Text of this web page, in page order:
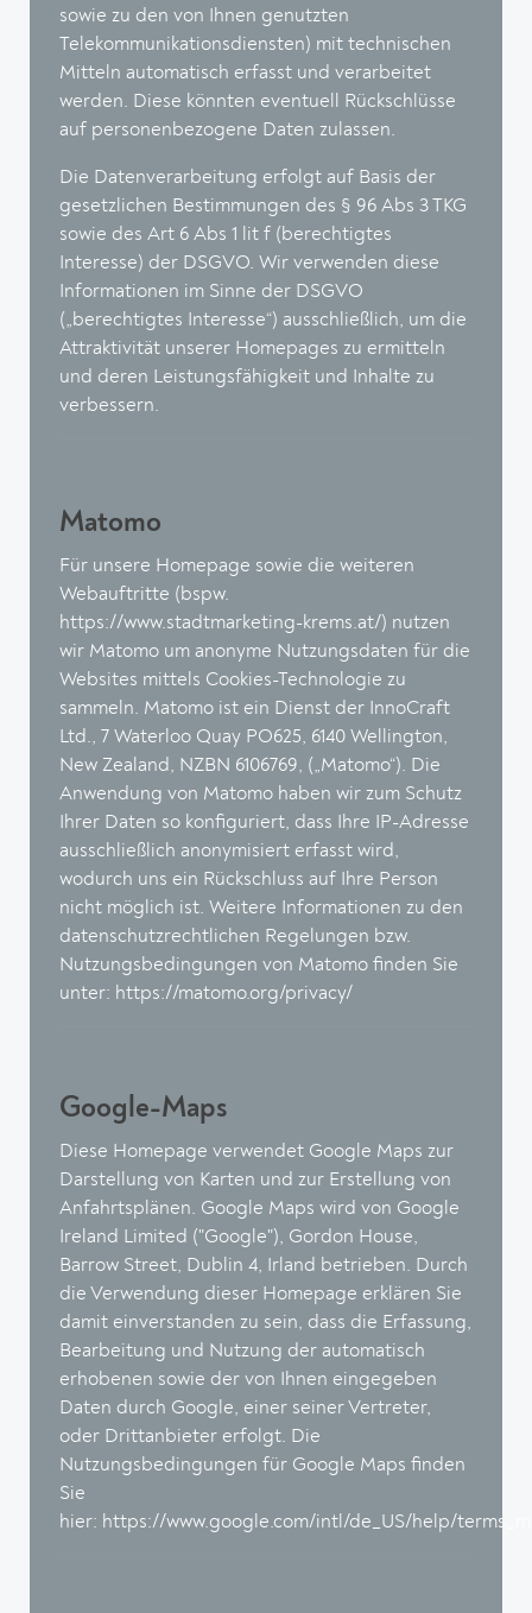
sowie zu den von Ihnen genutzten
Telekommunikationsdiensten) mit technischen
Mitteln automatisch erfasst und verarbeitet
werden. Diese könnten eventuell Rückschlüsse
auf personenbezogene Daten zulassen.
Die Datenverarbeitung erfolgt auf Basis der
gesetzlichen Bestimmungen des § 96 Abs 3 TKG
sowie des Art 6 Abs 1 lit f (berechtigtes
Interesse) der DSGVO. Wir verwenden diese
Informationen im Sinne der DSGVO
(„berechtigtes Interesse“) ausschließlich, um die
Attraktivität unserer Homepages zu ermitteln
und deren Leistungsfähigkeit und Inhalte zu
verbessern.
Matomo
Für unsere Homepage sowie die weiteren
Webauftritte (bspw.
https://www.stadtmarketing-krems.at/) nutzen
wir Matomo um anonyme Nutzungsdaten für die
Websites mittels Cookies-Technologie zu
sammeln. Matomo ist ein Dienst der InnoCraft
Ltd., 7 Waterloo Quay PO625, 6140 Wellington,
New Zealand, NZBN 6106769, („Matomo“). Die
Anwendung von Matomo haben wir zum Schutz
Ihrer Daten so konfiguriert, dass Ihre IP-Adresse
ausschließlich anonymisiert erfasst wird,
wodurch uns ein Rückschluss auf Ihre Person
nicht möglich ist. Weitere Informationen zu den
datenschutzrechtlichen Regelungen bzw.
Nutzungsbedingungen von Matomo finden Sie
unter: https://matomo.org/privacy/
Google-Maps
Diese Homepage verwendet Google Maps zur
Darstellung von Karten und zur Erstellung von
Anfahrtsplänen. Google Maps wird von Google
Ireland Limited ("Google"), Gordon House,
Barrow Street, Dublin 4, Irland betrieben. Durch
die Verwendung dieser Homepage erklären Sie
damit einverstanden zu sein, dass die Erfassung,
Bearbeitung und Nutzung der automatisch
erhobenen sowie der von Ihnen eingegeben
Daten durch Google, einer seiner Vertreter,
oder Drittanbieter erfolgt. Die
Nutzungsbedingungen für Google Maps finden
Sie
hier: https://www.google.com/intl/de_US/help/